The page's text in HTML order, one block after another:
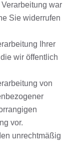
war
Sie widerrufen
Ihrer
wir öffentlich
von
vor.
unrechtmäßig